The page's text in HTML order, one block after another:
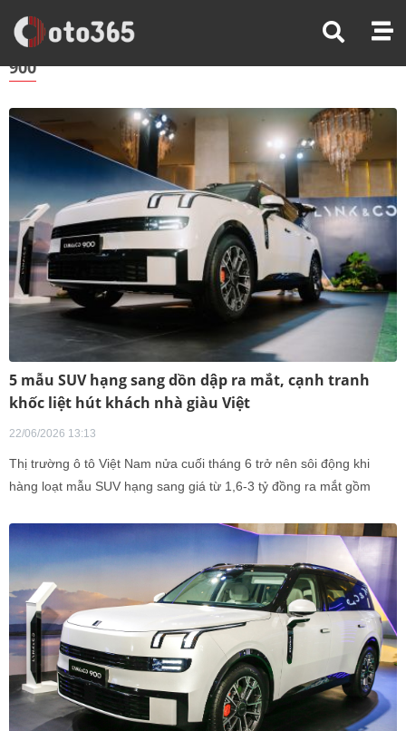
Trang Chủ 900
900
5 mẫu SUV hạng sang dồn dập ra mắt, cạnh tranh
khốc liệt hút khách nhà giàu Việt
22/06/2026 13:13
Thị trường ô tô Việt Nam nửa cuối tháng 6 trở nên sôi động khi
hàng loạt mẫu SUV hạng sang giá từ 1,6-3 tỷ đồng ra mắt gồm